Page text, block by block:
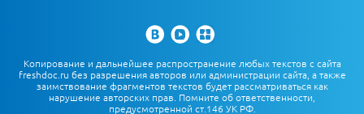
Копирование и дальнейшее распространение любых текстов с сайта
freshdoc.ru без разрешения авторов или администрации сайта, а также
заимствование фрагментов текстов будет рассматриваться как
нарушение авторских прав. Помните об ответственности,
предусмотренной ст.146 УК РФ.